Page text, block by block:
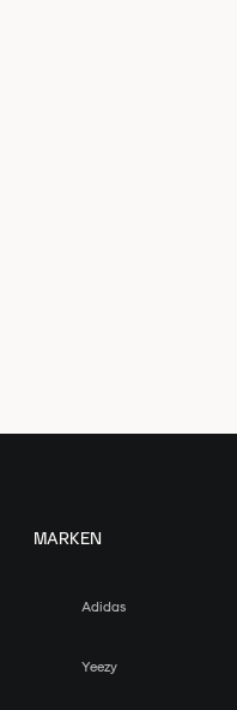
MARKEN
Adidas
Yeezy